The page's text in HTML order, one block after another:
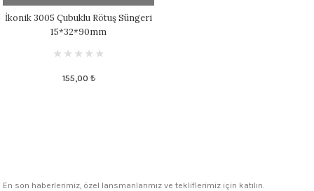
İkonik 3005 Çubuklu Rötuş Süngeri
15*32*90mm
155,00 ₺
En son haberlerimiz, özel lansmanlarımız ve tekliflerimiz için katılın.